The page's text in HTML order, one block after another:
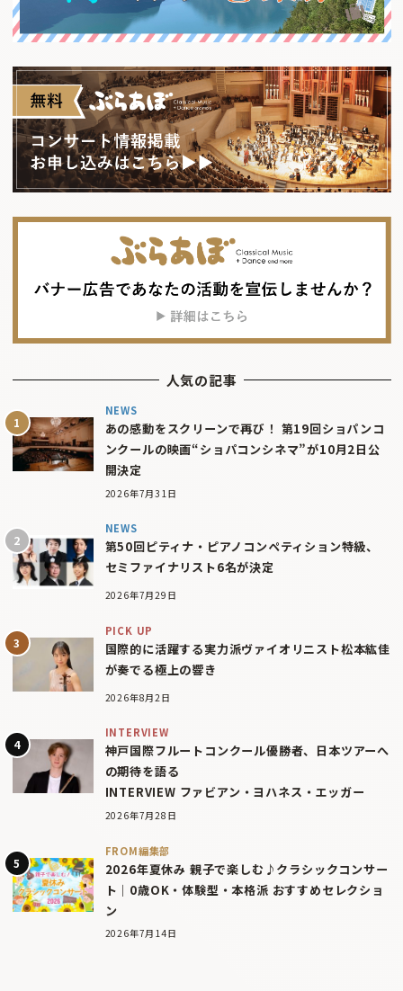
人気の記事
NEWS
あの感動をスクリーンで再び！ 第19回ショパンコ
ンクールの映画“ショパコンシネマ”が10月2日公
開決定
2026年7月31日
NEWS
第50回ピティナ・ピアノコンペティション特級、
セミファイナリスト6名が決定
2026年7月29日
PICK UP
国際的に活躍する実力派ヴァイオリニスト松本紘佳
が奏でる極上の響き
2026年8月2日
INTERVIEW
神戸国際フルートコンクール優勝者、日本ツアーへ
の期待を語る
INTERVIEW ファビアン・ヨハネス・エッガー
2026年7月28日
FROM編集部
2026年夏休み 親子で楽しむ♪クラシックコンサー
ト｜0歳OK・体験型・本格派 おすすめセレクショ
ン
2026年7月14日